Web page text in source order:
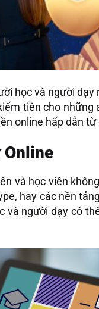
học và người
tiền cho những
online hấp dẫn từ
Online
và học viên
hay các nền
người dạy có